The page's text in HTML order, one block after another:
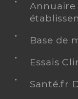
Annuaire
Base de
Essais
Santé.fr